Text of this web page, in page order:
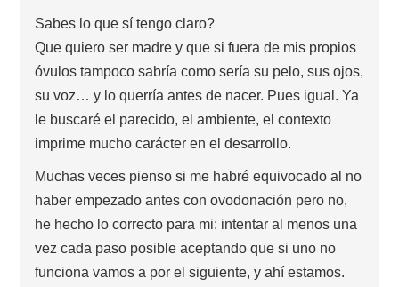
Sabes lo que sí tengo claro?
Que quiero ser madre y que si fuera de mis propios
óvulos tampoco sabría como sería su pelo, sus ojos,
su voz… y lo querría antes de nacer. Pues igual. Ya
le buscaré el parecido, el ambiente, el contexto
imprime mucho carácter en el desarrollo.
Muchas veces pienso si me habré equivocado al no
haber empezado antes con ovodonación pero no,
he hecho lo correcto para mi: intentar al menos una
vez cada paso posible aceptando que si uno no
funciona vamos a por el siguiente, y ahí estamos.